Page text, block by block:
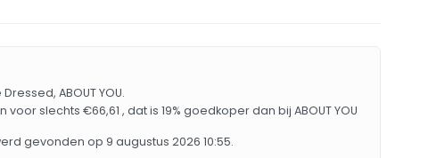
ABOUT YOU.
slechts €66,61 , dat is 19% goedkoper dan bij ABOUT YOU
gevonden op 9 augustus 2026 10:55.